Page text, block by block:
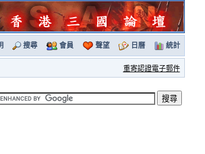
搜尋 會員 聲望 日曆 統計
重寄認證電子郵件